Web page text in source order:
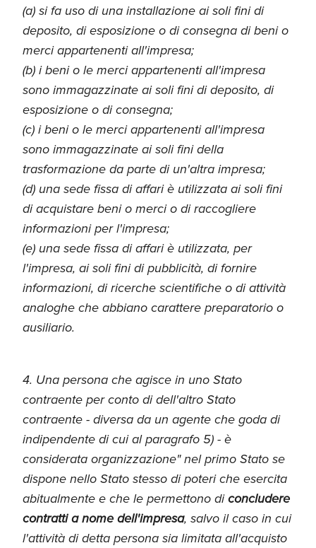
(a) si fa uso di una installazione ai soli fini di
deposito, di esposizione o di consegna di beni o
merci appartenenti all'impresa;
(b) i beni o le merci appartenenti all'impresa
sono immagazzinate ai soli fini di deposito, di
esposizione o di consegna;
(c) i beni o le merci appartenenti all'impresa
sono immagazzinate ai soli fini della
trasformazione da parte di un'altra impresa;
(d) una sede fissa di affari è utilizzata ai soli fini
di acquistare beni o merci o di raccogliere
informazioni per l'impresa;
(e) una sede fissa di affari è utilizzata, per
l'impresa, ai soli fini di pubblicità, di fornire
informazioni, di ricerche scientifiche o di attività
analoghe che abbiano carattere preparatorio o
ausiliario.
4. Una persona che agisce in uno Stato
contraente per conto di dell'altro Stato
contraente - diversa da un agente che goda di
indipendente di cui al paragrafo 5) - è
considerata organizzazione" nel primo Stato se
dispone nello Stato stesso di poteri che esercita
abitualmente e che le permettono diconcludere
contratti a nome dell'impresa, salvo il caso in cui
l'attività di detta persona sia limitata all'acquisto